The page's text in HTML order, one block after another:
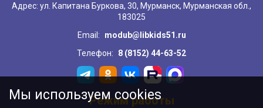
Адрес: ул. Капитана Буркова, 30, Мурманск, Мурманская обл.,
183025
Email:
modub@libkids51.ru
Телефон:
8 (8152) 44-63-52
Режим работы
Мы используем cookies